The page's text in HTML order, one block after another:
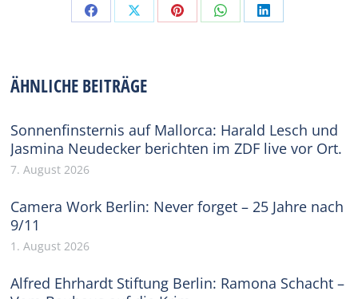
Share Share Share Share Share
ÄHNLICHE BEITRÄGE
Sonnenfinsternis auf Mallorca: Harald Lesch und
Jasmina Neudecker berichten im ZDF live vor Ort.
7. August 2026
Camera Work Berlin: Never forget – 25 Jahre nach
9/11
1. August 2026
Alfred Ehrhardt Stiftung Berlin: Ramona Schacht –